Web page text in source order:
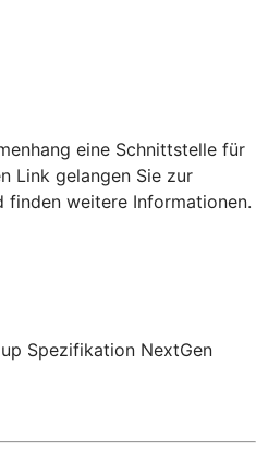
eine Schnittstelle für
Link gelangen Sie zur
finden weitere Informationen.
Spezifikation NextGen